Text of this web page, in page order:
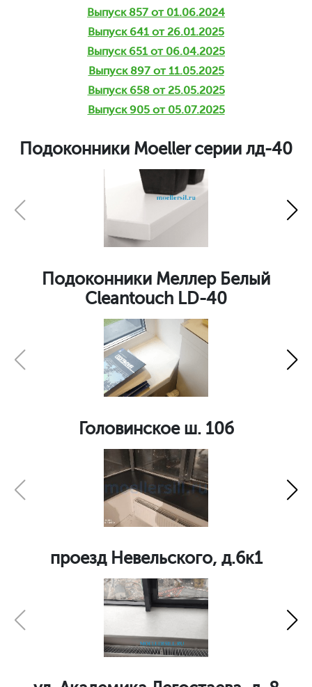
Выпуск 857 от 01.06.2024
Выпуск 641 от 26.01.2025
Выпуск 651 от 06.04.2025
Выпуск 897 от 11.05.2025
Выпуск 658 от 25.05.2025
Выпуск 905 от 05.07.2025
Подоконники Moeller серии лд-40
Подоконники Меллер Белый
Cleantouch LD-40
Головинское ш. 10б
проезд Невельского, д.6к1